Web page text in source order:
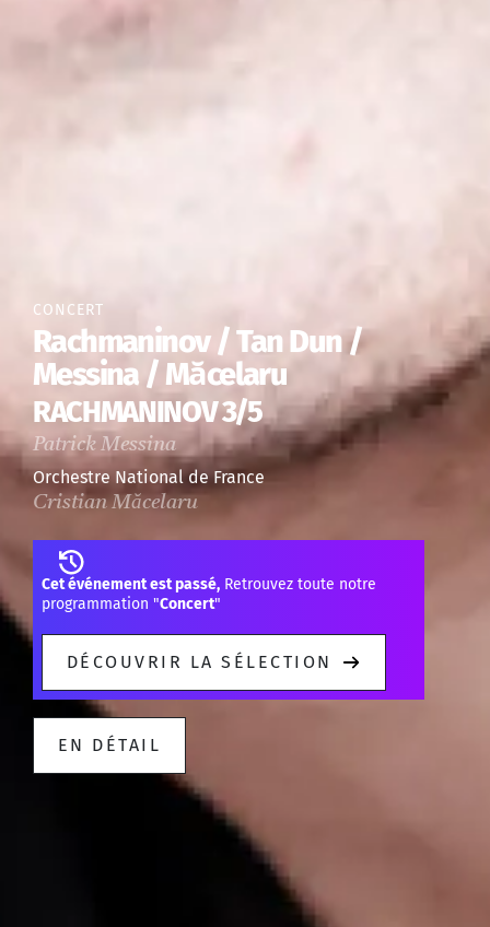
CONCERT
Rachmaninov / Tan Dun /
Messina / Măcelaru
RACHMANINOV 3/5
Patrick Messina
Orchestre National de France
Cristian Măcelaru
Cet événement est passé, Retrouvez toute notre
programmation "Concert"
DÉCOUVRIR LA SÉLECTION
EN DÉTAIL